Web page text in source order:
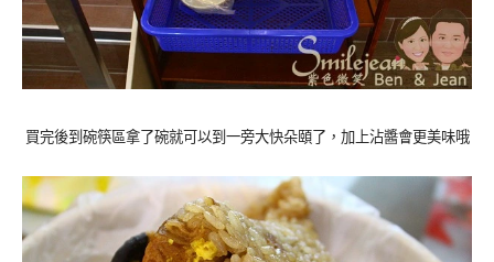
買完後到碗筷區拿了碗就可以到一旁大快朵頤了，加上沾醬會更美味哦